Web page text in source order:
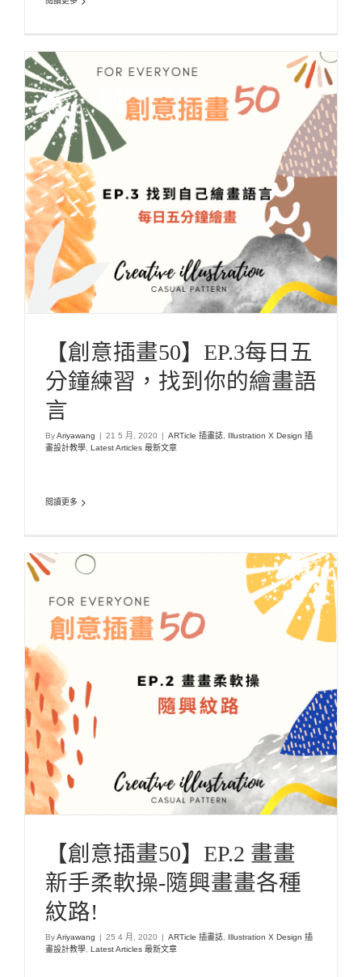
【創意插畫50】EP.3每日五分鐘練習，找到你的
繪畫語言
ARTicle 插畫誌 Illustration X Design 插畫設計教學 Latest Articles 最新
【創意插畫50】EP.3每日五
分鐘練習，找到你的繪畫語
言
ByAriyawang 21 5 月, 2020 ARTicle 插畫誌,
Illustration X Design 插
畫設計教學, Latest Articles 最新文章
閱讀更多
【創意插畫50】EP.2 畫畫新手柔軟操-隨興畫畫各
種紋路!
ARTicle 插畫誌 Illustration X Design 插畫設計教學 Latest Articles 最新
【創意插畫50】EP.2 畫畫
新手柔軟操-隨興畫畫各種
紋路!
ByAriyawang 25 4 月, 2020 ARTicle 插畫誌,
Illustration X Design 插
畫設計教學, Latest Articles 最新文章